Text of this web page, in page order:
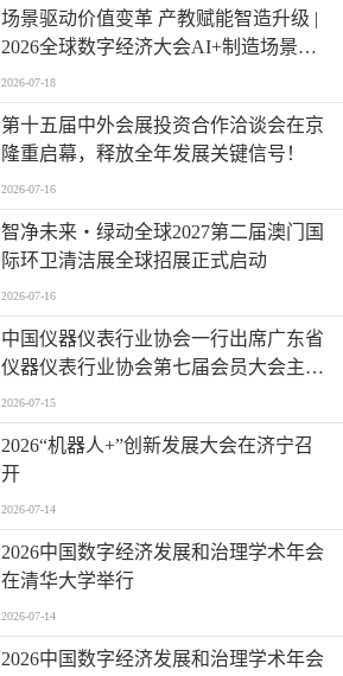
场景驱动价值变革 产教赋能智造升级 |
2026全球数字经济大会AI+制造场景落
地国际论坛成功举办
2026-07-18
第十五届中外会展投资合作洽谈会在京
隆重启幕，释放全年发展关键信号！
2026-07-16
智净未来・绿动全球2027第二届澳门国
际环卫清洁展全球招展正式启动
2026-07-16
中国仪器仪表行业协会一行出席广东省
仪器仪表行业协会第七届会员大会主题
活动并进行走访交流
2026-07-15
2026“机器人+”创新发展大会在济宁召
开
2026-07-14
2026中国数字经济发展和治理学术年会
在清华大学举行
2026-07-14
2026中国数字经济发展和治理学术年会